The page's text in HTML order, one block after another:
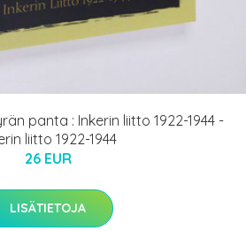
panta : Inkerin liitto 1922-1944 -
liitto 1922-1944
26 EUR
LISÄTIETOJA